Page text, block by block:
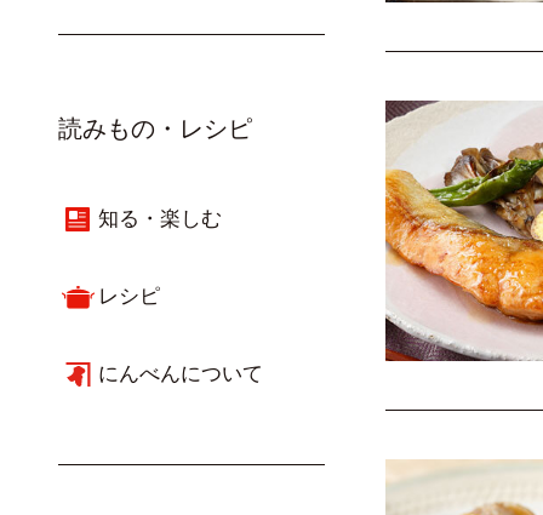
読みもの・レシピ
知る・楽しむ
レシピ
にんべんについて